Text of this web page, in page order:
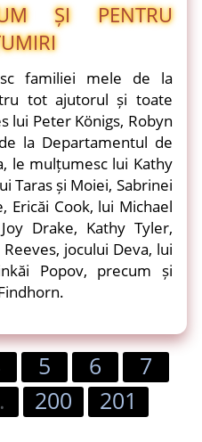
ȘI PENTRU
familiei mele de la
tot ajutorul și toate
lui Peter Königs, Robyn
la Departamentul de
le mulțumesc lui Kathy
Taras și Moiei, Sabrinei
Ericăi Cook, lui Michael
Drake, Kathy Tyler,
jocului Deva, lui
Popov, precum și
5 6
7
200
201